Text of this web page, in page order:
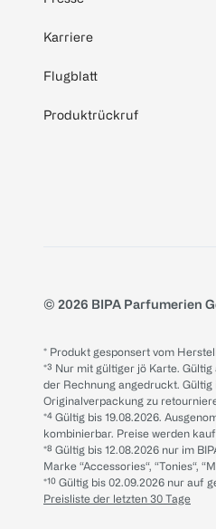
Karriere
Flugblatt
Produktrückruf
© 2026 BIPA Parfumerien
* Produkt gesponsert vom
*³ Nur mit gültiger jö Karte.
der Rechnung angedruckt. Gültig
Originalverpackung zu
*⁴ Gültig bis 19.08.2026.
kombinierbar. Preise werden
*⁸ Gültig bis 12.08.2026 nur im
Marke “Accessories“, “Tonies“,
*¹⁰ Gültig bis 02.09.2026 nur auf
Preisliste der letzten 30 Tage